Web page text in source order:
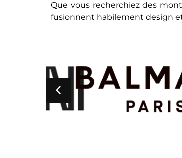
Que vous recherchiez des
fusionnent habilement design